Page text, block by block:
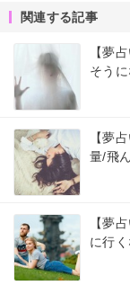
関連する記事
【夢
そう
【夢
量/飛
【夢
に行